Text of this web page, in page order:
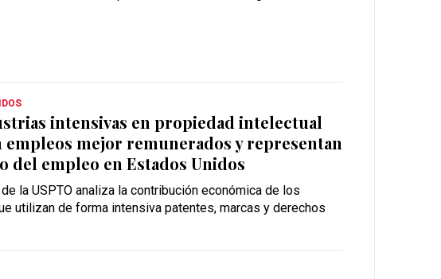
intensivas en propiedad intelectual
empleos mejor remunerados y representan
del empleo en Estados Unidos
la USPTO analiza la contribución económica de los
utilizan de forma intensiva patentes, marcas y derechos